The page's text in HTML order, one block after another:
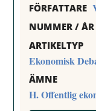
FÖRFATTARE
NUMMER / ÅR
ARTIKELTYP
Ekonomisk
ÄMNE
H. Offentlig